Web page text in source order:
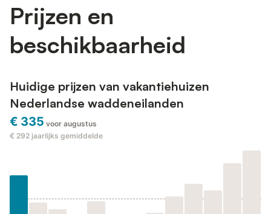
Prijzen en
beschikbaarheid
Huidige prijzen van vakantiehuizen
Nederlandse waddeneilanden
€ 335 voor augustus
€ 292 jaarlijks gemiddelde